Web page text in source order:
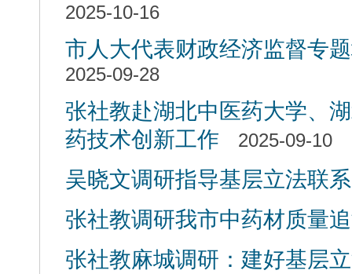
2025-10-16
市人大代表财政经济监督专
2025-09-28
张社教赴湖北中医药大学、
药技术创新工作
2025-09-10
吴晓文调研指导基层立法联
张社教调研我市中药材质量
张社教麻城调研：建好基层